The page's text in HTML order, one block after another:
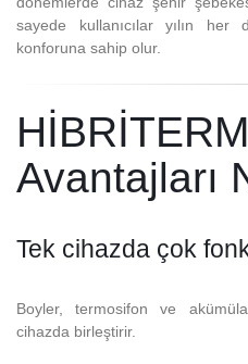
sayede kullanıcılar yılın her
konforuna sahip olur.
Avantajları
Tek cihazda çok
Boyler, termosifon ve
cihazda birleştirir.